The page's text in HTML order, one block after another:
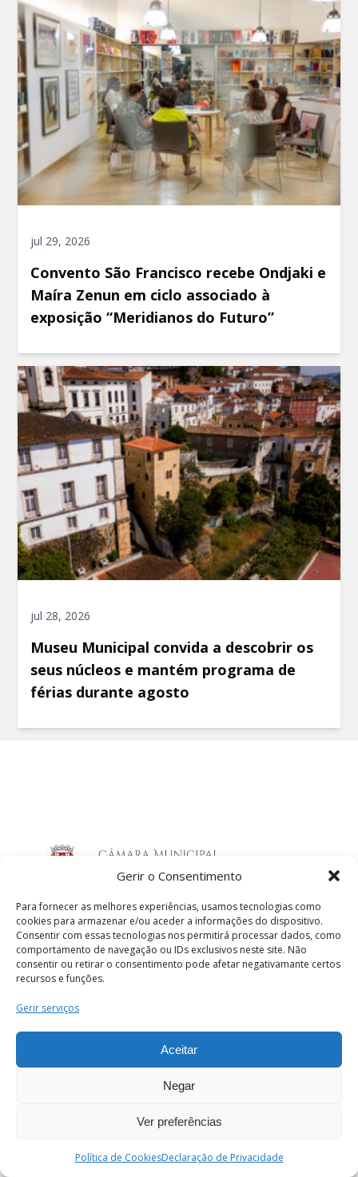
Gerir o Consentimento
Para fornecer as melhores experiências, usamos tecnologias como
cookies para armazenar e/ou aceder a informações do dispositivo.
Consentir com essas tecnologias nos permitirá processar dados, como
comportamento de navegação ou IDs exclusivos neste site. Não
consentir ou retirar o consentimento pode afetar negativamante certos
recursos e funções.
Gerir serviços
Aceitar
Negar
Ver preferências
Política de CookiesDeclaração de Privacidade
jul 29, 2026
Convento São Francisco recebe Ondjaki e
Maíra Zenun em ciclo associado à
exposição “Meridianos do Futuro”
jul 28, 2026
Museu Municipal convida a descobrir os
seus núcleos e mantém programa de
férias durante agosto
Câmara Municipal de Coimbra
Praça 8 de Maio - 3000-300, Coimbra